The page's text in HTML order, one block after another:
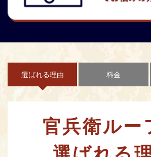
選ばれる理由 料金
官兵衛ルー